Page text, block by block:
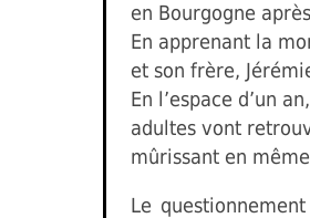
en Bourgogne
En apprenant la
et son frère,
En l’espace d’un
adultes vont
mûrissant en
Le